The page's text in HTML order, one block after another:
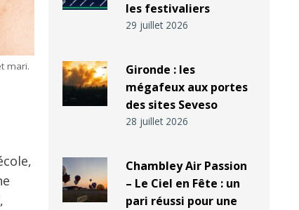
mari.
les festivaliers
29 juillet 2026
Gironde : les
mégafeux aux portes
des sites Seveso
28 juillet 2026
Chambley Air Passion
– Le Ciel en Fête : un
pari réussi pour une